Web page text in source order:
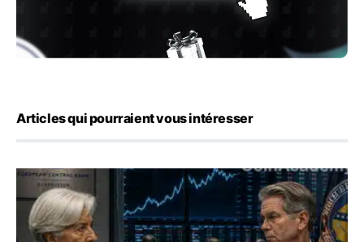
Articles qui pourraient vous intéresser
Yen : Washington a vendu des euros sans prévenir la